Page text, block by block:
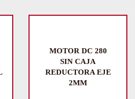
MOTOR DC 280
SIN CAJA
REDUCTORA EJE
2MM